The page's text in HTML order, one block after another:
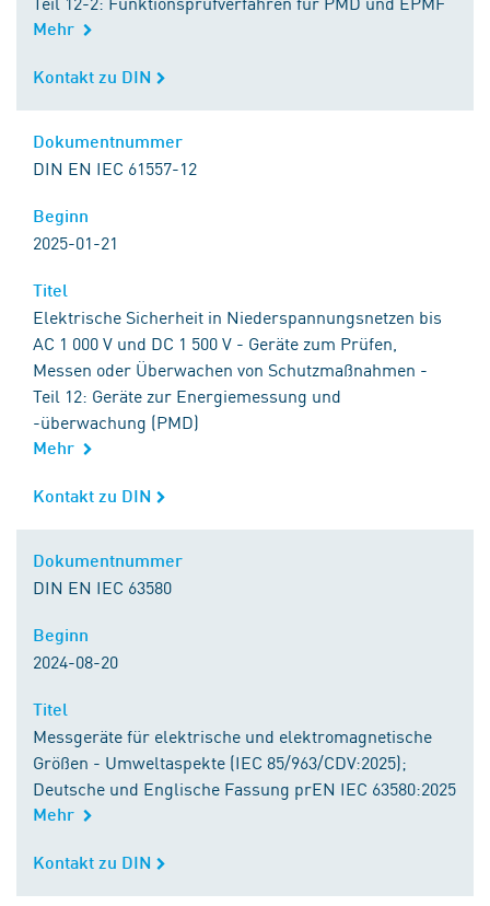
Mehr
Kontakt zu DIN
Kontakt zu DIN
Dokumentnummer
DIN EN IEC 61557-12
Beginn
2025-01-21
Titel
Elektrische Sicherheit in Niederspannungsnetzen bis
AC 1 000 V und DC 1 500 V - Geräte zum Prüfen,
Messen oder Überwachen von Schutzmaßnahmen -
Teil 12: Geräte zur Energiemessung und
-überwachung (PMD)
Mehr
Kontakt zu DIN
Kontakt zu DIN
Dokumentnummer
DIN EN IEC 63580
Beginn
2024-08-20
Titel
Messgeräte für elektrische und elektromagnetische
Größen - Umweltaspekte (IEC 85/963/CDV:2025);
Deutsche und Englische Fassung prEN IEC 63580:2025
Mehr
Kontakt zu DIN
Kontakt zu DIN